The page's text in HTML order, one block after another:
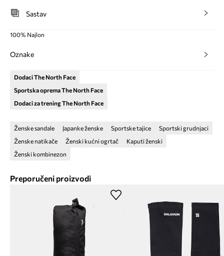
Sastav
100% Najlon
Oznake
Dodaci The North Face
Sportska oprema The North Face
Dodaci za trening The North Face
Ženske sandale Japanke ženske Sportske tajice
Sportski grudnjaci
Ženske natikače
Ženski kućni ogrtač
Kaputi ženski
Ženski kombinezon
Preporučeni proizvodi